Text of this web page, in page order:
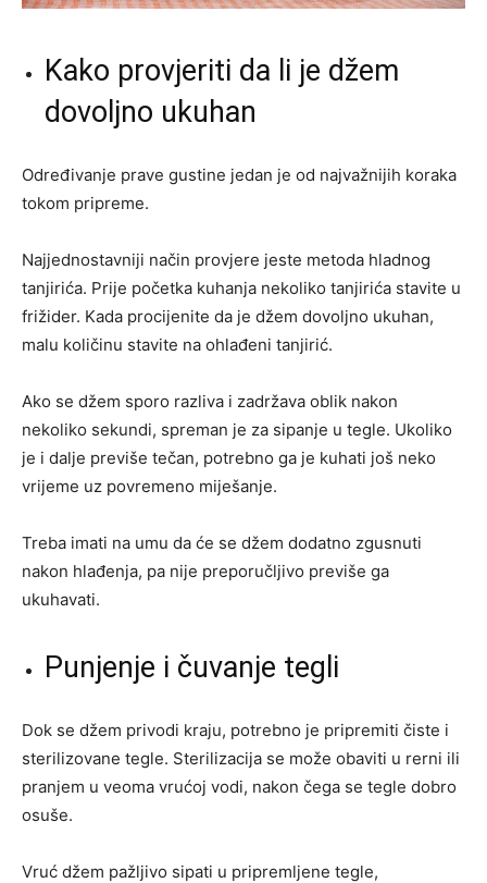
Kako provjeriti da li je džem
dovoljno ukuhan
Određivanje prave gustine jedan je od najvažnijih koraka
tokom pripreme.
Najjednostavniji način provjere jeste metoda hladnog
tanjirića. Prije početka kuhanja nekoliko tanjirića stavite u
frižider. Kada procijenite da je džem dovoljno ukuhan,
malu količinu stavite na ohlađeni tanjirić.
Ako se džem sporo razliva i zadržava oblik nakon
nekoliko sekundi, spreman je za sipanje u tegle. Ukoliko
je i dalje previše tečan, potrebno ga je kuhati još neko
vrijeme uz povremeno miješanje.
Treba imati na umu da će se džem dodatno zgusnuti
nakon hlađenja, pa nije preporučljivo previše ga
ukuhavati.
Punjenje i čuvanje tegli
Dok se džem privodi kraju, potrebno je pripremiti čiste i
sterilizovane tegle. Sterilizacija se može obaviti u rerni ili
pranjem u veoma vrućoj vodi, nakon čega se tegle dobro
osuše.
Vruć džem pažljivo sipati u pripremljene tegle,